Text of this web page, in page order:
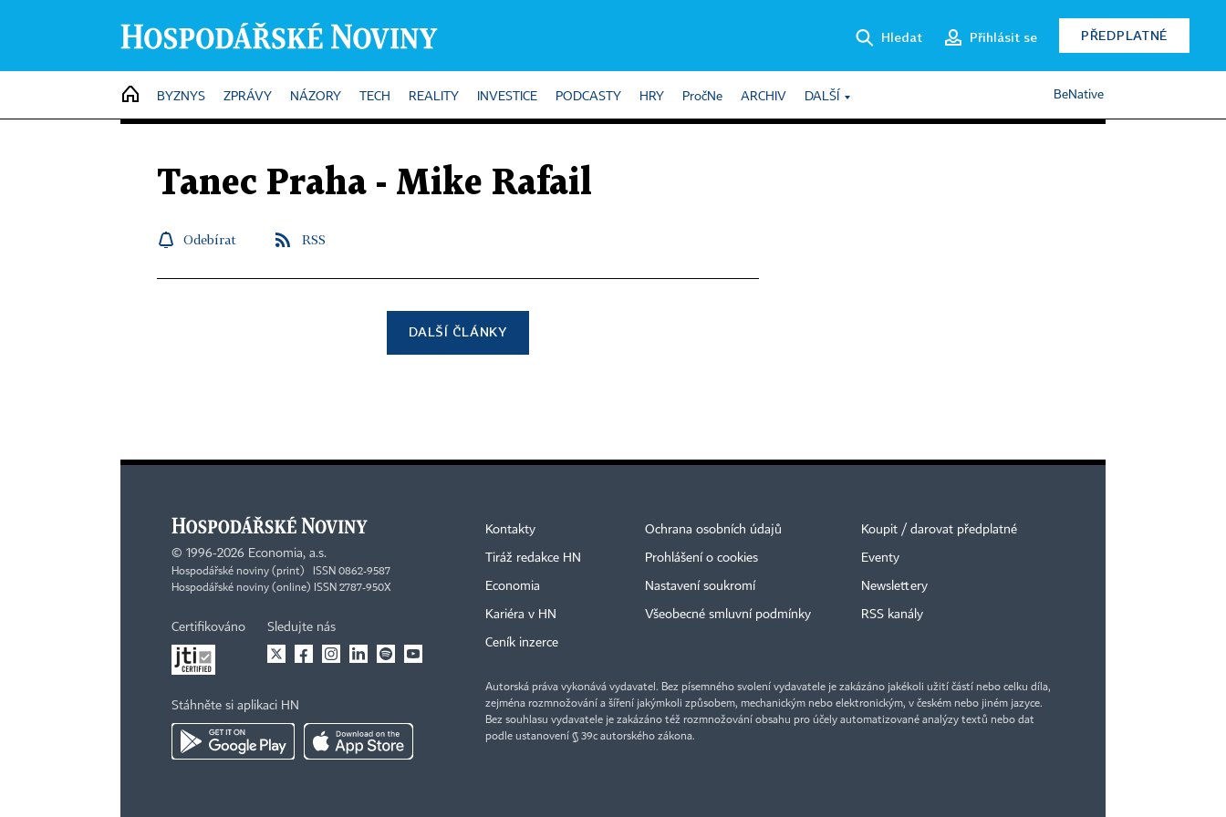
Hledat Přihlásit se PŘEDPLATNÉ
HOME
BYZNYS ZPRÁVY NÁZORY TECH REALITY INVESTICE PODCASTY HRY PročNe ARCHIV DALŠÍ BeNative
Tanec Praha - Mike Rafail
Odebírat RSS
DALŠÍ ČLÁNKY
© 1996-2026 Economia, a.s.
Hospodářské noviny (print) ISSN 0862-9587
Hospodářské noviny (online) ISSN 2787-950X
Certifikováno Sledujte nás
Stáhněte si aplikaci HN
Kontakty
Tiráž redakce HN
Economia
Kariéra v HN
Ceník inzerce
Ochrana osobních údajů
Prohlášení o cookies
Nastavení soukromí
Všeobecné smluvní podmínky
Koupit / darovat předplatné
Eventy
Newslettery
RSS kanály
Autorská práva vykonává vydavatel. Bez písemného svolení vydavatele je zakázáno jakékoli užití částí nebo celku díla,
zejména rozmnožování a šíření jakýmkoli způsobem, mechanickým nebo elektronickým, v českém nebo jiném jazyce.
Bez souhlasu vydavatele je zakázáno též rozmnožování obsahu pro účely automatizované analýzy textů nebo dat
podle ustanovení § 39c autorského zákona.